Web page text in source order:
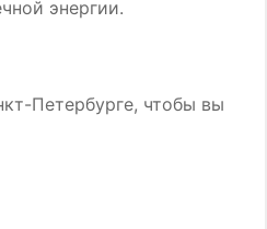
энергии.
Петербурге, чтобы вы